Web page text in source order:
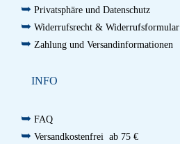
➥ Privatsphäre und Datenschutz
➥ Widerrufsrecht & Widerrufsformular
➥ Zahlung und Versandinformationen
INFO
➥ FAQ
➥ Versandkostenfrei ab 75 €